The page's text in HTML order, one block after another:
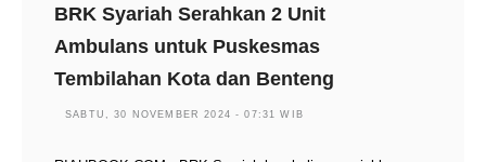
BRK Syariah Serahkan 2 Unit
Ambulans untuk Puskesmas
Tembilahan Kota dan Benteng
SABTU, 30 NOVEMBER 2024 - 07:31 WIB